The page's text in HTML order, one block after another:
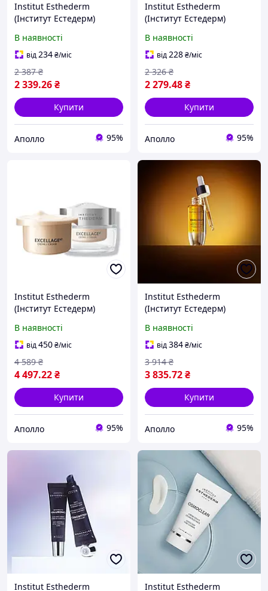
Institut Esthederm
(Інститут Естедерм)
Mask 50 мл маска з
гіалуроновою кислотою,
антивіковий догляд
В наявності
від234₴/міс
2 339.26₴
2 387 ₴
Купити
Аполло 95%
Institut Esthederm
(Інститут Естедерм)
довголіття Age Proteom
Advanced Serum, 15 мл,
антивіковий догляд
В наявності
від228₴/міс
2 279.48₴
2 326 ₴
Купити
Аполло 95%
Institut Esthederm
(Інститут Естедерм)
RECHARGE
омолоджувальний крем,
змінний блок, 50 мл
В наявності
від450₴/міс
4 497.22₴
4 589 ₴
Купити
Аполло 95%
Institut Esthederm
(Інститут Естедерм)
антивікова сироватка
Chrono Repair Excellage з
гіалуроновою кислотою,
30 м
В наявності
від384₴/міс
3 835.72₴
3 914 ₴
Купити
Аполло 95%
Institut Esthederm
Institut Esthederm